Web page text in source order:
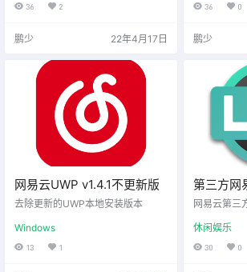
36 2
鹏少 22年4月17日
36 0
鹏少
网易云UWP v1.4.1不更新版
去除更新的UWP本地安装版本
Windows
13 1
第三方网
网易云第三
休闲娱乐
30 0